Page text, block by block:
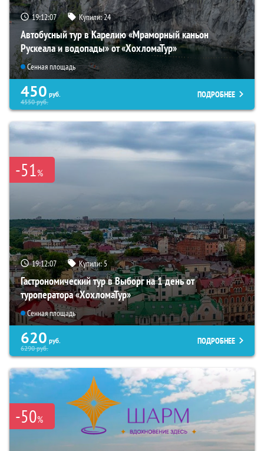
19:12:06 Купили:24
Автобусный тур в Карелию «Мраморный каньон
Рускеала и водопады» от «ХохломаТур»
Сенная площадь
450 руб.
4550руб.
ПОДРОБНЕЕ
-51%
19:12:06 Купили:5
Гастрономический тур в Выборг на 1 день от
туроператора «ХохломаТур»
Сенная площадь
620 руб.
6290руб.
ПОДРОБНЕЕ
-50%